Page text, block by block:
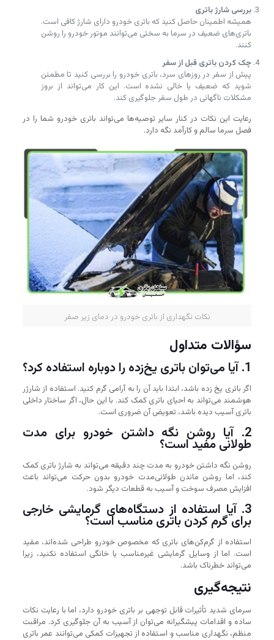
بررسی شارژ باتری
همیشه اطمینان حاصل کنید که باتری خودرو دارای شارژ کافی است.
باتری‌های ضعیف در سرما به سختی می‌توانند موتور خودرو را روشن
کنند.
چک کردن باتری قبل از سفر
پیش از سفر در روزهای سرد، باتری خودرو را بررسی کنید تا مطمئن
شوید که ضعیف یا خالی نشده است. این کار می‌تواند از بروز
مشکلات ناگهانی در طول سفر جلوگیری کند.
رعایت این نکات در کنار سایر توصیه‌ها می‌تواند باتری خودرو شما را در
فصل سرما سالم و کارآمد نگه دارد.
نکات نگهداری از باتری خودرو در دمای زیر صفر
سؤالات متداول
1. آیا می‌توان باتری یخ‌زده را دوباره استفاده کرد؟
اگر باتری یخ زده باشد، ابتدا باید آن را به آرامی گرم کنید. استفاده از شارژر
هوشمند می‌تواند به احیای باتری کمک کند. با این حال، اگر ساختار داخلی
باتری آسیب دیده باشد، تعویض آن ضروری است.
2. آیا روشن نگه داشتن خودرو برای مدت
طولانی مفید است؟
روشن نگه داشتن خودرو به مدت چند دقیقه می‌تواند به شارژ باتری کمک
کند، اما روشن ماندن طولانی‌مدت خودرو بدون حرکت می‌تواند باعث
افزایش مصرف سوخت و آسیب به قطعات دیگر شود.
3. آیا استفاده از دستگاه‌های گرمایشی خارجی
برای گرم کردن باتری مناسب است؟
استفاده از گرم‌کن‌های باتری که مخصوص خودرو طراحی شده‌اند، مفید
است. اما از وسایل گرمایشی غیرمناسب یا خانگی استفاده نکنید، زیرا
می‌تواند خطرناک باشد.
نتیجه‌گیری
سرمای شدید تأثیرات قابل توجهی بر باتری خودرو دارد، اما با رعایت نکات
ساده و اقدامات پیشگیرانه می‌توان از آسیب به آن جلوگیری کرد. مراقبت
منظم، نگهداری مناسب و استفاده از تجهیزات کمکی می‌توانند عمر باتری